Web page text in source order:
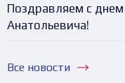
Поздравляем с днем
Анатольевича!
Все новости